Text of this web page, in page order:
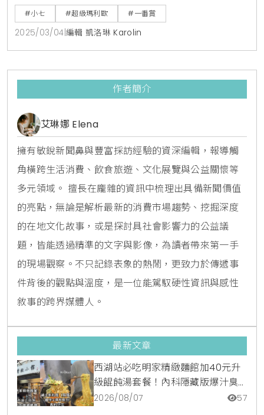
瑪利歐的樂趣！這次推出的近30款派對必需品，包括零
食收納盒、造型吐司模具和可愛的造型夾，絕對能讓你
的聚會充滿趣味與創意，讓每一位參與者都能感受到遊
派對的明星！它的設計靈感來自遊戲中的問號磚塊，讓
#小七 #超級瑪利歐 #一番賞
2025/03/04 編輯 凱洛琳 Karolin
作者簡介
艾琳娜 Elena
擁有敏銳新聞鼻與豐富採訪經驗的資深編輯，報導觸
角橫跨生活消費、飲食旅遊、文化展覽與公益關懷等
多元領域。 擅長在龐雜的資訊中梳理出具備新聞價值
的亮點，無論是解析最新的消費市場趨勢、挖掘深度
的在地文化故事，或是探討具社會影響力的公益議
題，皆能透過精準的文字與影像，為讀者帶來第一手
的現場觀察。不只記錄表象的熱鬧，更致力於傳遞事
件背後的觀點與溫度，是一位能駕馭硬性資訊與感性
敘事的跨界媒體人。
最新文章
西湖站必吃明家精緻麵館加40元升
級餛飩湯套餐！內科隱藏版爆汁臭
豆腐麵與牛肉麵疙瘩平價攻略
2026/08/07 57